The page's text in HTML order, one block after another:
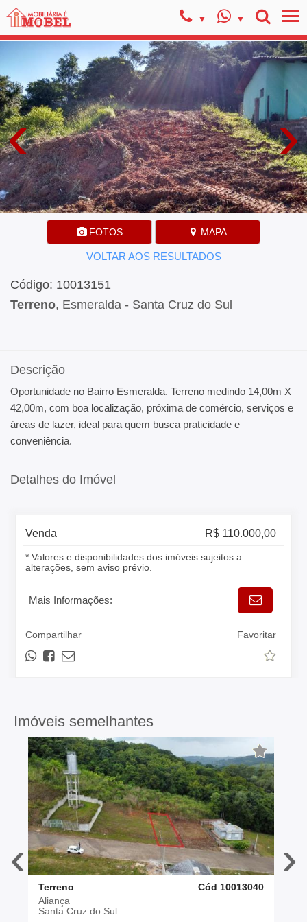
‹ ›
FOTOS MAPA
VOLTAR AOS RESULTADOS
Código: 10013151
Terreno, Esmeralda - Santa Cruz do Sul
Descrição
Oportunidade no Bairro Esmeralda. Terreno medindo 14,00m X
42,00m, com boa localização, próxima de comércio, serviços e
áreas de lazer, ideal para quem busca praticidade e
conveniência.
Detalhes do Imóvel
Venda R$ 110.000,00
* Valores e disponibilidades dos imóveis sujeitos a
alterações, sem aviso prévio.
Mais Informações:
Compartilhar Favoritar
Imóveis semelhantes
‹
Terreno
Cód 10013040
Aliança
Santa Cruz do Sul
›